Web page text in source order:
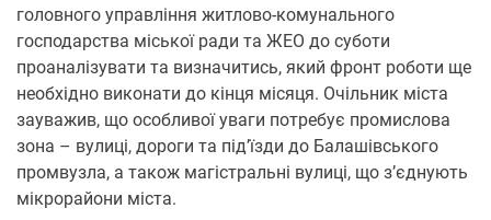
головного управління житлово-комунального
господарства міської ради та ЖЕО до суботи
проаналізувати та визначитись, який фронт роботи ще
необхідно виконати до кінця місяця. Очільник міста
зауважив, що особливої уваги потребує промислова
зона – вулиці, дороги та під’їзди до Балашівського
промвузла, а також магістральні вулиці, що з’єднують
мікрорайони міста.